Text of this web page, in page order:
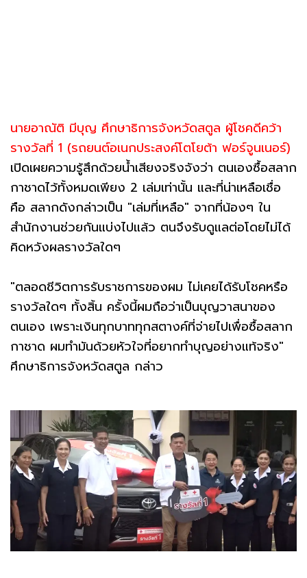
นายอาณัติ มีบุญ ศึกษาธิการจังหวัดสตูล ผู้โชคดีคว้า
รางวัลที่ 1 (รถยนต์อเนกประสงค์โตโยต้า ฟอร์จูนเนอร์)
เปิดเผยความรู้สึกด้วยน้ำเสียงจริงจังว่า ตนเองซื้อสลาก
กาชาดไว้ทั้งหมดเพียง 2 เล่มเท่านั้น และที่น่าเหลือเชื่อ
คือ สลากดังกล่าวเป็น "เล่มที่เหลือ" จากที่น้องๆ ใน
สำนักงานช่วยกันแบ่งไปแล้ว ตนจึงรับดูแลต่อโดยไม่ได้
คิดหวังผลรางวัลใดๆ
"ตลอดชีวิตการรับราชการของผม ไม่เคยได้รับโชคหรือ
รางวัลใดๆ ทั้งสิ้น ครั้งนี้ผมถือว่าเป็นบุญวาสนาของ
ตนเอง เพราะเงินทุกบาททุกสตางค์ที่จ่ายไปเพื่อซื้อสลาก
กาชาด ผมทำมันด้วยหัวใจที่อยากทำบุญอย่างแท้จริง"
ศึกษาธิการจังหวัดสตูล กล่าว